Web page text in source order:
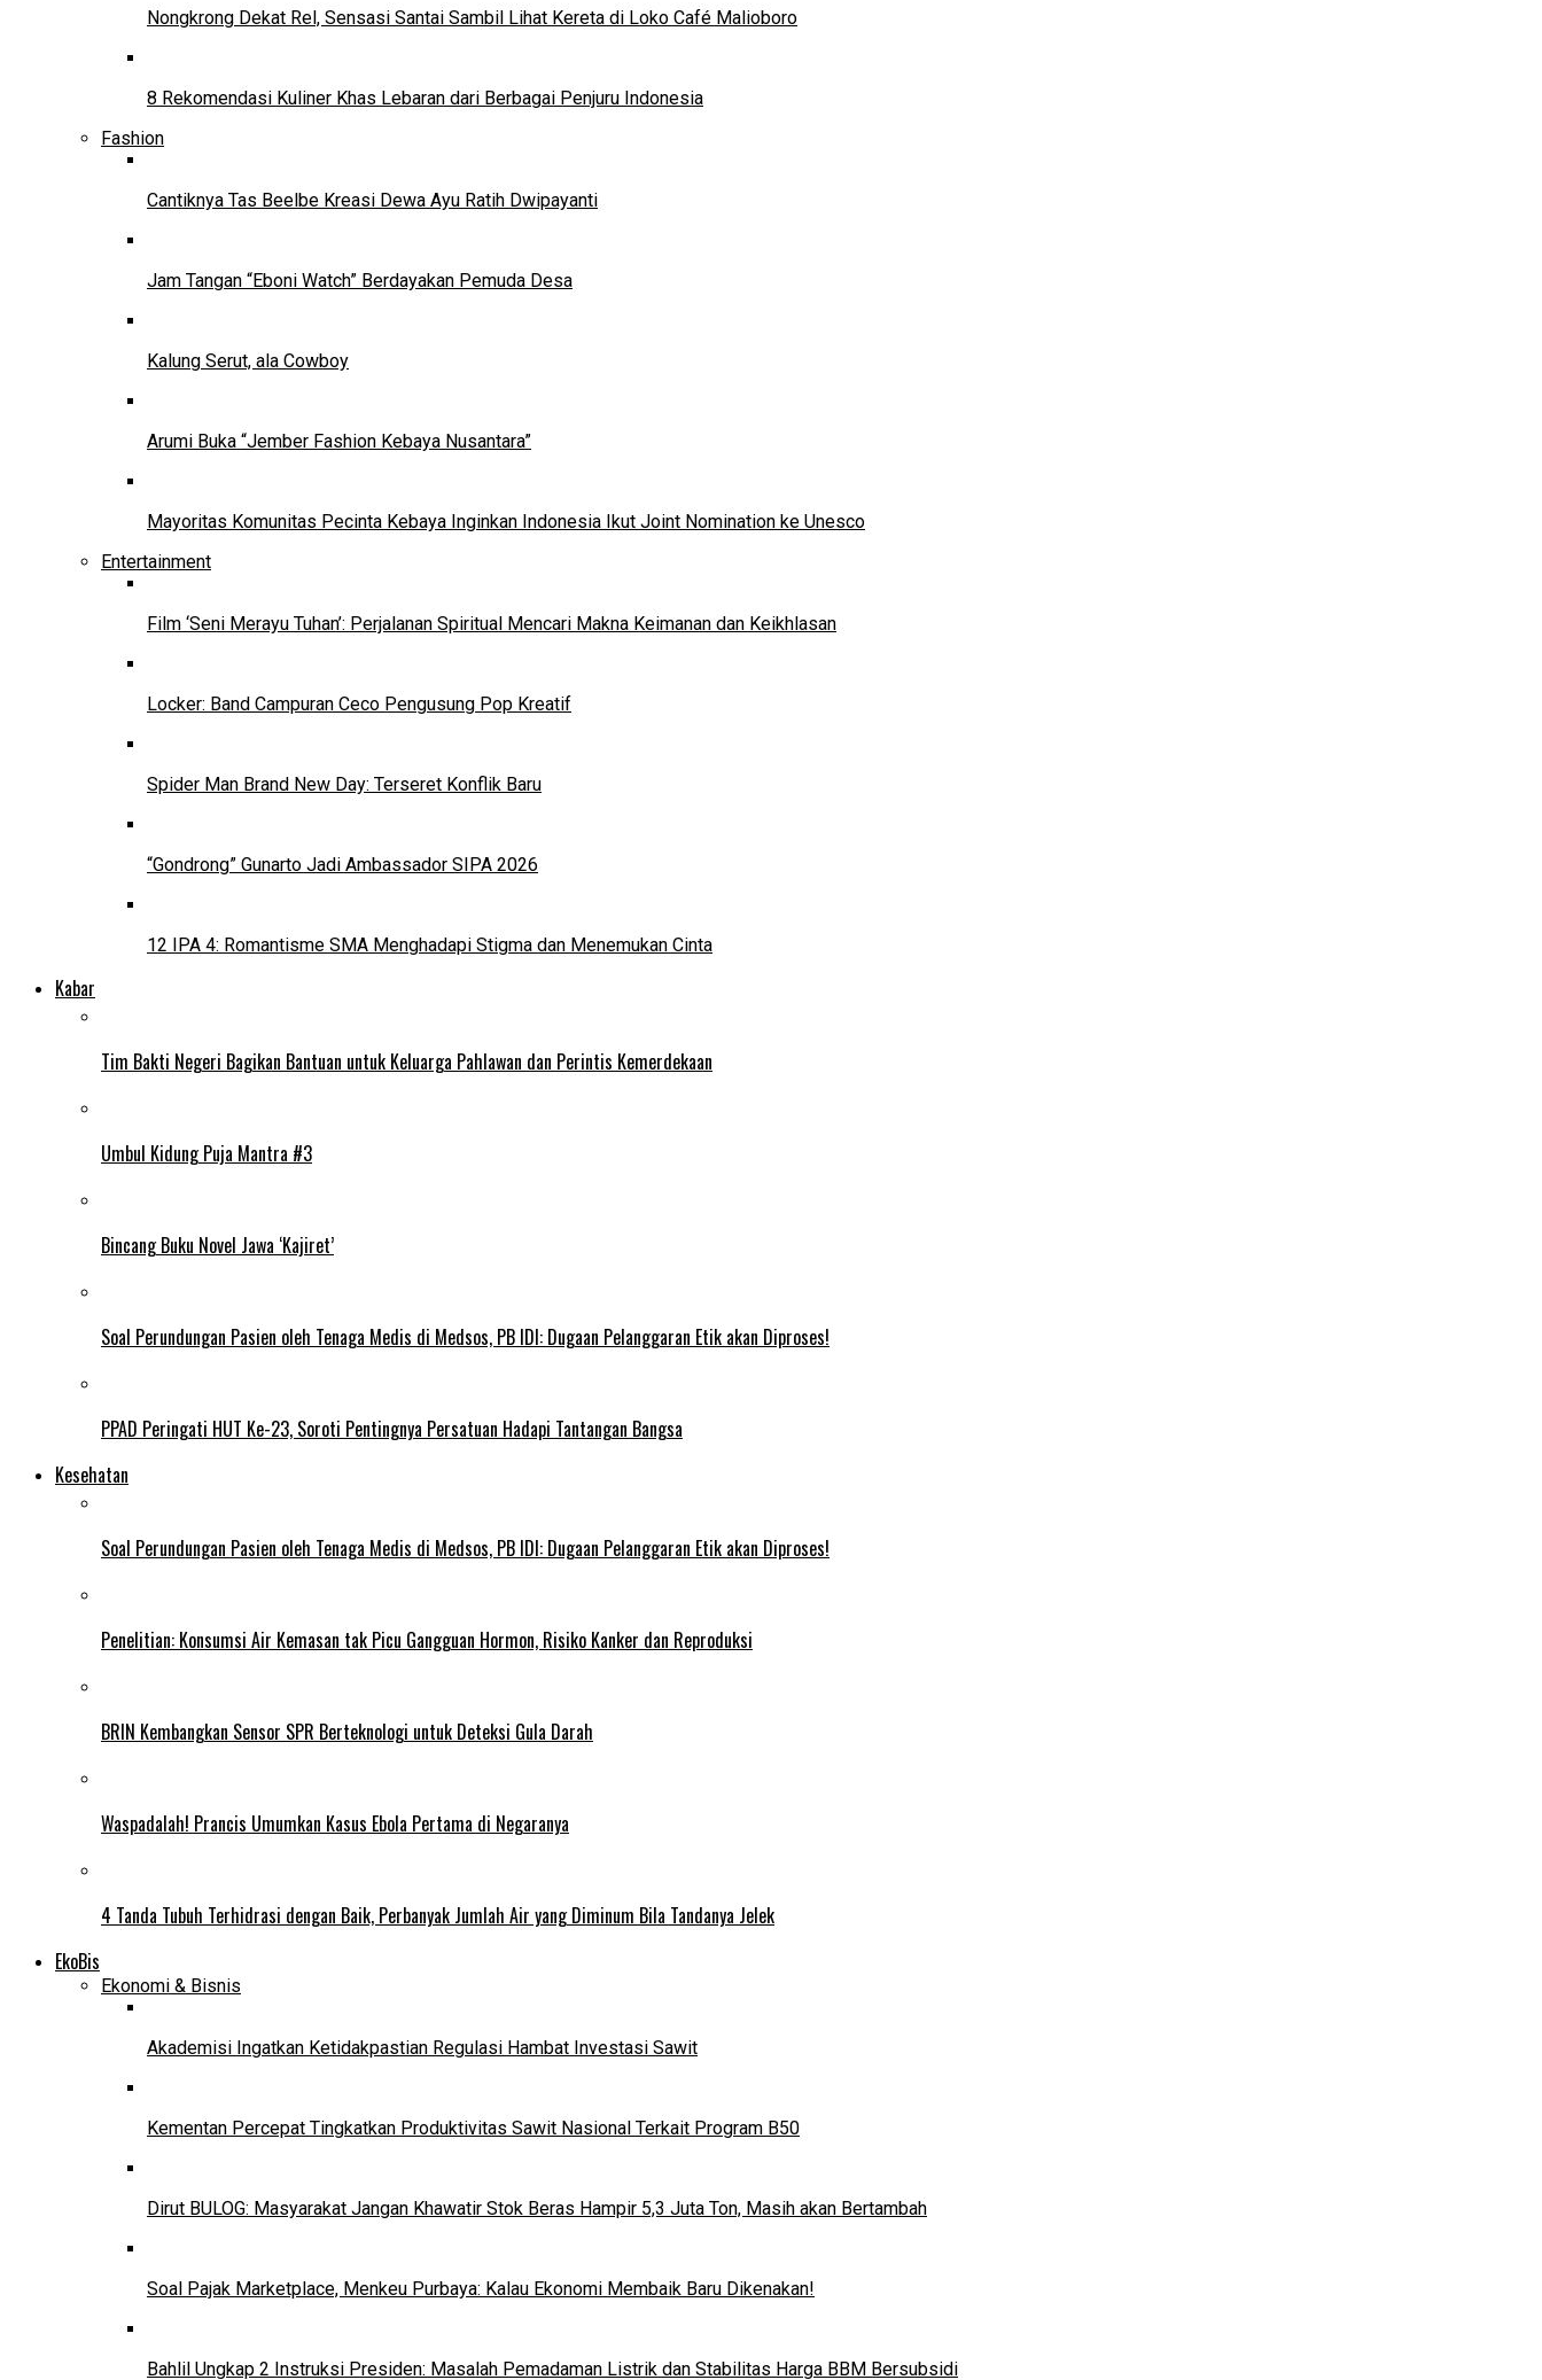
Nongkrong Dekat Rel, Sensasi Santai Sambil Lihat Kereta di Loko Café Malioboro
8 Rekomendasi Kuliner Khas Lebaran dari Berbagai Penjuru Indonesia
Fashion
Cantiknya Tas Beelbe Kreasi Dewa Ayu Ratih Dwipayanti
Jam Tangan “Eboni Watch” Berdayakan Pemuda Desa
Kalung Serut, ala Cowboy
Arumi Buka “Jember Fashion Kebaya Nusantara”
Mayoritas Komunitas Pecinta Kebaya Inginkan Indonesia Ikut Joint Nomination ke Unesco
Entertainment
Film ‘Seni Merayu Tuhan’: Perjalanan Spiritual Mencari Makna Keimanan dan Keikhlasan
Locker: Band Campuran Ceco Pengusung Pop Kreatif
Spider Man Brand New Day: Terseret Konflik Baru
“Gondrong” Gunarto Jadi Ambassador SIPA 2026
12 IPA 4: Romantisme SMA Menghadapi Stigma dan Menemukan Cinta
Kabar
Tim Bakti Negeri Bagikan Bantuan untuk Keluarga Pahlawan dan Perintis Kemerdekaan
Umbul Kidung Puja Mantra #3
Bincang Buku Novel Jawa ‘Kajiret’
Soal Perundungan Pasien oleh Tenaga Medis di Medsos, PB IDI: Dugaan Pelanggaran Etik akan Diproses!
PPAD Peringati HUT Ke-23, Soroti Pentingnya Persatuan Hadapi Tantangan Bangsa
Kesehatan
Soal Perundungan Pasien oleh Tenaga Medis di Medsos, PB IDI: Dugaan Pelanggaran Etik akan Diproses!
Penelitian: Konsumsi Air Kemasan tak Picu Gangguan Hormon, Risiko Kanker dan Reproduksi
BRIN Kembangkan Sensor SPR Berteknologi untuk Deteksi Gula Darah
Waspadalah! Prancis Umumkan Kasus Ebola Pertama di Negaranya
4 Tanda Tubuh Terhidrasi dengan Baik, Perbanyak Jumlah Air yang Diminum Bila Tandanya Jelek
EkoBis
Ekonomi & Bisnis
Akademisi Ingatkan Ketidakpastian Regulasi Hambat Investasi Sawit
Kementan Percepat Tingkatkan Produktivitas Sawit Nasional Terkait Program B50
Dirut BULOG: Masyarakat Jangan Khawatir Stok Beras Hampir 5,3 Juta Ton, Masih akan Bertambah
Soal Pajak Marketplace, Menkeu Purbaya: Kalau Ekonomi Membaik Baru Dikenakan!
Bahlil Ungkap 2 Instruksi Presiden: Masalah Pemadaman Listrik dan Stabilitas Harga BBM Bersubsidi